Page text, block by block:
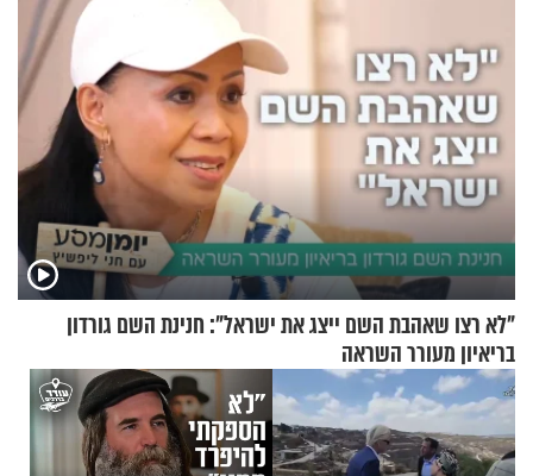
"לא רצו שאהבת השם ייצג את ישראל": חנינת השם גורדון
בריאיון מעורר השראה